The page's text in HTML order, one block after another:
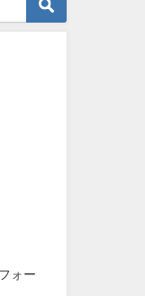
ォー